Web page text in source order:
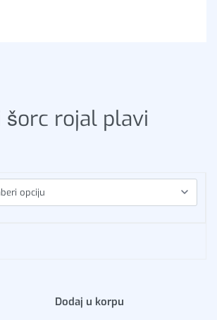
šorc rojal plavi
Dodaj u korpu